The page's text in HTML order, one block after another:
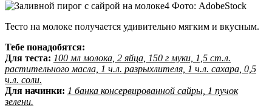
Фото: AdobeStock
Тесто на молоке получается удивительно мягким и вкусным.
Тебе понадобятся:
Для теста: 100 мл молока, 2 яйца, 150 г муки, 1,5 ст.л.
растительного масла, 1 ч.л. разрыхлителя, 1 ч.л. сахара, 0,5
ч.л. соли.
Для начинки: 1 банка консервированной сайры, 1 пучок
зелени.